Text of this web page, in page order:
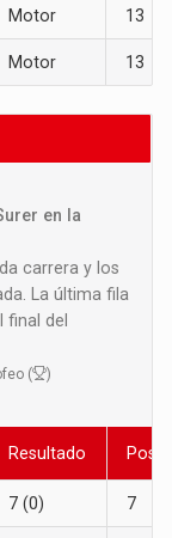
Motor 13
Motor 13
en la
carrera y los
La última fila
del
(
)
Resultado
7 (0) 7